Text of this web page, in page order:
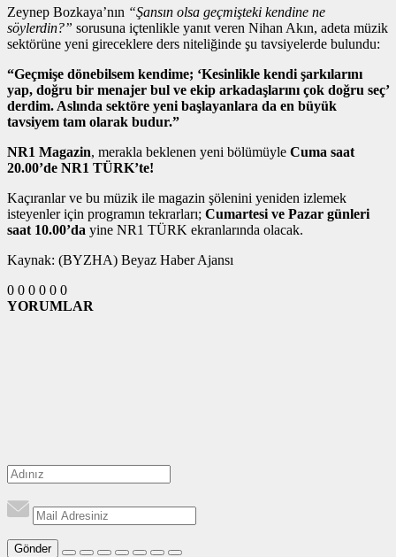
Zeynep Bozkaya’nın “Şansın olsa geçmişteki kendine ne
söylerdin?” sorusuna içtenlikle yanıt veren Nihan Akın, adeta müzik
sektörüne yeni gireceklere ders niteliğinde şu tavsiyelerde bulundu:
“Geçmişe dönebilsem kendime; ‘Kesinlikle kendi şarkılarını
yap, doğru bir menajer bul ve ekip arkadaşlarını çok doğru seç’
derdim. Aslında sektöre yeni başlayanlara da en büyük
tavsiyem tam olarak budur.”
NR1 Magazin, merakla beklenen yeni bölümüyle Cuma saat
20.00’de NR1 TÜRK’te!
Kaçıranlar ve bu müzik ile magazin şölenini yeniden izlemek
isteyenler için programın tekrarları; Cumartesi ve Pazar günleri
saat 10.00’da yine NR1 TÜRK ekranlarında olacak.
Kaynak: (BYZHA) Beyaz Haber Ajansı
0 0 0 0 0 0
YORUMLAR
Gönder